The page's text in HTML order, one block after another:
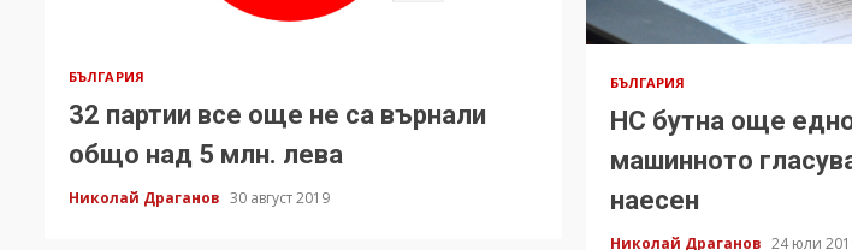
БЪЛГАРИЯ
32 партии все още не са върнали
общо над 5 млн. лева
Николай Драганов 30 август 2019
БЪЛГАРИЯ
НС бутна още
машинното
наесен
Николай Драганов 24 юли